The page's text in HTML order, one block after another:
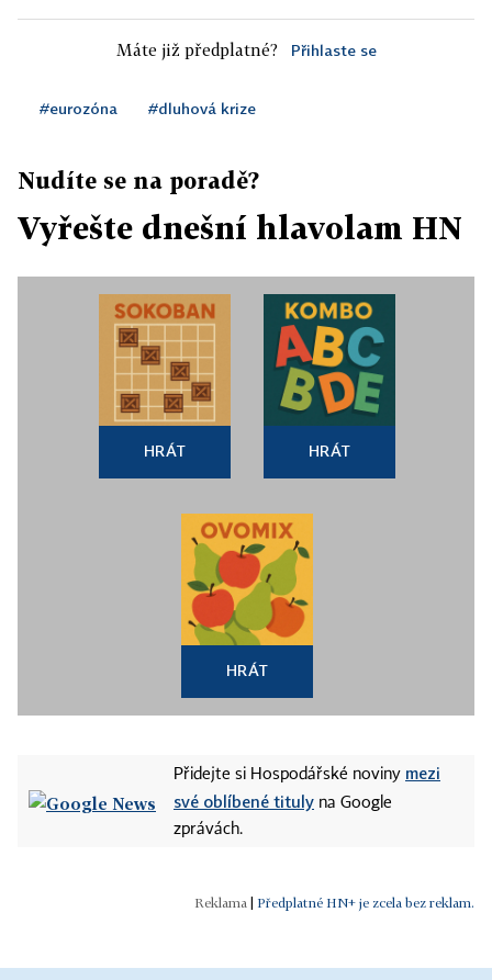
Máte již předplatné? Přihlaste se
#eurozóna #dluhová krize
Nudíte se na poradě?
Vyřešte dnešní hlavolam HN
HRÁT HRÁT
HRÁT
Přidejte si Hospodářské noviny mezi
své oblíbené tituly na Google
zprávách.
Předplatné HN+ je zcela bez reklam.